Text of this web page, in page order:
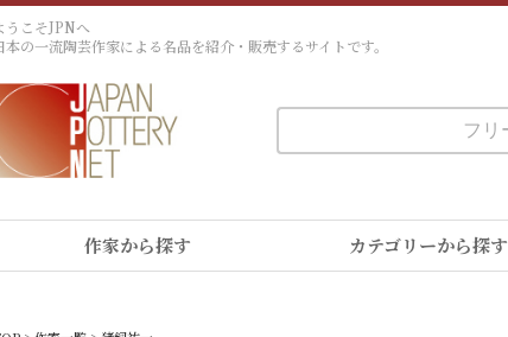
うこそJPNへ
本の一流陶芸作家による名品を紹介・販売するサイトです。
作家から探す カテゴリーから探す